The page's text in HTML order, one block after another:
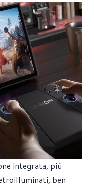
integrata, più
ben